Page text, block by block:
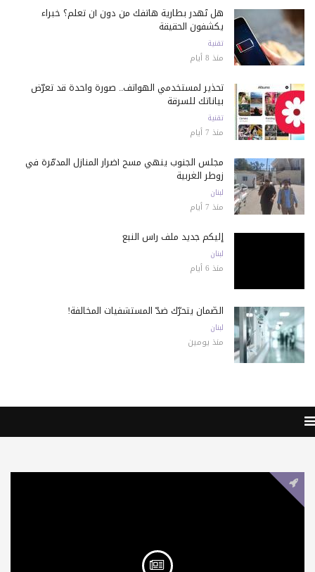
هل تُهدر بطارية هاتفك من دون أن تعلم؟ خبراء
يكشفون الحقيقة
تقنية
منذ 8 أيام
تحذير لمستخدمي الهواتف.. صورة واحدة قد تعرّض
بياناتك للسرقة
تقنية
منذ 7 أيام
مجلس الجنوب ينهي مسح أضرار المنازل المدمّرة في
زوطر الغربية
لبنان
منذ 7 أيام
إليكم جديد ملف رأس النبع
لبنان
منذ 6 أيام
الضّمان يتحرّك ضدّ المستشفيات المخالفة!
لبنان
منذ يومين